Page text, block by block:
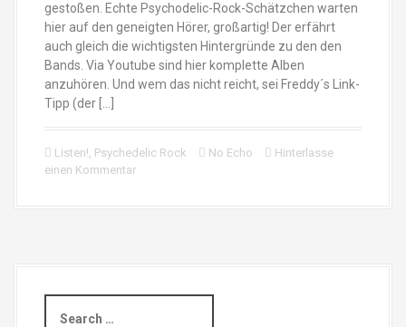
gestoßen. Echte Psychodelic-Rock-Schätzchen warten
hier auf den geneigten Hörer, großartig! Der erfährt
auch gleich die wichtigsten Hintergründe zu den den
Bands. Via Youtube sind hier komplette Alben
anzuhören. Und wem das nicht reicht, sei Freddy´s Link-
Tipp (der […]
Listen!, Psychedelic Rock No Echo
Hinterlasse
einen Kommentar